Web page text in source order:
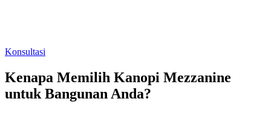
Konsultasi
Kenapa Memilih Kanopi Mezzanine
untuk Bangunan Anda?